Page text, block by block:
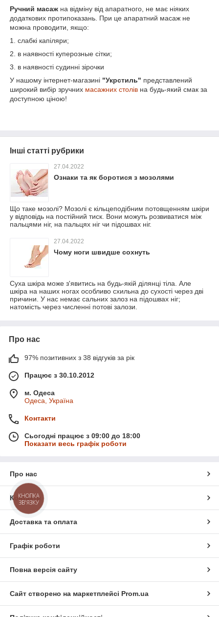
Ручний масаж на відміну від апаратного, не має ніяких
додаткових протипоказань. При це апаратний масаж не
можна проводити, якщо:
1. слабкі капіляри;
2. в наявності куперозные сітки;
3. в наявності судинні зірочки
У нашому інтернет-магазині "Укрстиль" представлений
широкий вибір зручних масажних столів на будь-який смак за
доступною ціною!
Інші статті рубрики
27.04.2022
Ознаки та як боротися з мозолями
Що таке мозолі? Мозолі є кільцеподібним потовщенням шкіри
у відповідь на постійний тиск. Вони можуть розвиватися між
пальцями ніг, на пальцях ніг чи підошвах ніг.
27.04.2022
Чому ноги швидше сохнуть
Суха шкіра може з'явитись на будь-якій ділянці тіла. Але
шкіра на наших ногах особливо схильна до сухості через дві
причини. У нас немає сальних залоз на підошвах ніг;
натомість через численні потові залози.
Про нас
97% позитивних з 38 відгуків за рік
Працює з 30.10.2012
м. Одеса
Одеса, Україна
Контакти
Сьогодні працює з 09:00 до 18:00
Показати весь графік роботи
Про нас
Контакти
Доставка та оплата
Графік роботи
Повна версія сайту
Сайт створено на маркетплейсі Prom.ua
КНОПКА
ЗВ'ЯЗКУ